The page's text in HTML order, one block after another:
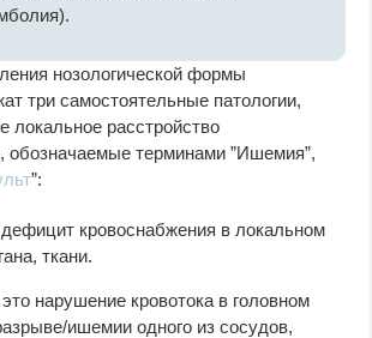
нозологической формы
три самостоятельные патологии,
локальное расстройство
обозначаемые терминами ”Ишемия”,
”:
кровоснабжения в локальном
ткани.
нарушение кровотока в головном
ишемии одного из сосудов,